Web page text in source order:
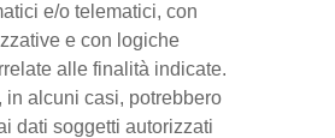
e/o telematici, con
e con logiche
alle finalità indicate.
in alcuni casi, potrebbero
dati soggetti autorizzati